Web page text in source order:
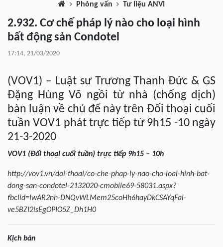
Phỏng vấn Tư liệu ANVI
2.932. Cơ chế pháp lý nào cho loại hình
bất động sản Condotel
17:14, 21/03/2020
(VOV1) – Luật sư Trương Thanh Đức & GS
Đặng Hùng Võ ngồi từ nhà (chống dịch)
bàn luận về chủ để này trên Đối thoại cuối
tuần VOV1 phát trực tiếp từ 9h15 -10 ngày
21-3-2020
VOV1 (Đối thoại cuối tuần) trực tiếp 9h15 – 10h
http://vov1.vn/doi-thoai/co-che-phap-ly-nao-cho-loai-hinh-bat-
dong-san-condotel-2132020-cmobile69-58031.aspx?
fbclid=IwAR2nh-DNQvWLMem25coHh6hayDkCSAYqFai-
ve5BZI2isEgOPIO5Z_Dh1H0
Kịch bản